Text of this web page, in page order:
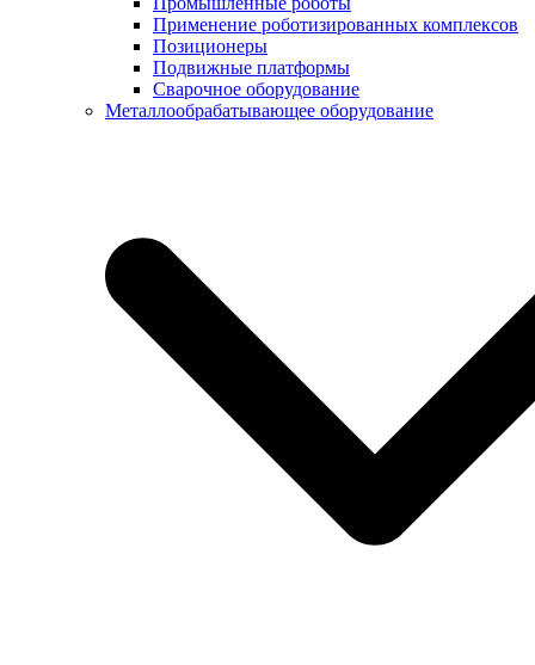
Применение роботизированных комплексов
Позиционеры
Подвижные платформы
Сварочное оборудование
Металлообрабатывающее оборудование